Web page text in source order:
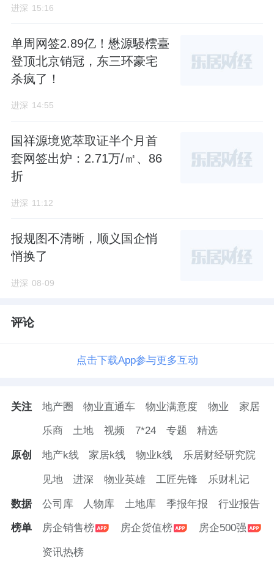
进深 15:16
单周网签2.89亿！懋源騴橒臺
登顶北京销冠，东三环豪宅
杀疯了！
进深 14:55
国祥源境览萃取证半个月首
套网签出炉：2.71万/㎡、86
折
进深 11:12
报规图不清晰，顺义国企悄
悄换了
进深 08-09
评论
点击下载App参与更多互动
关注 地产圈 物业直通车 物业满意度 物业 家居
乐商 土地 视频 7*24 专题 精选
原创 地产k线 家居k线 物业k线 乐居财经研究院
见地 进深 物业英雄 工匠先锋 乐财札记
数据 公司库 人物库 土地库 季报年报 行业报告
榜单 房企销售榜 房企货值榜 房企500强
资讯热榜